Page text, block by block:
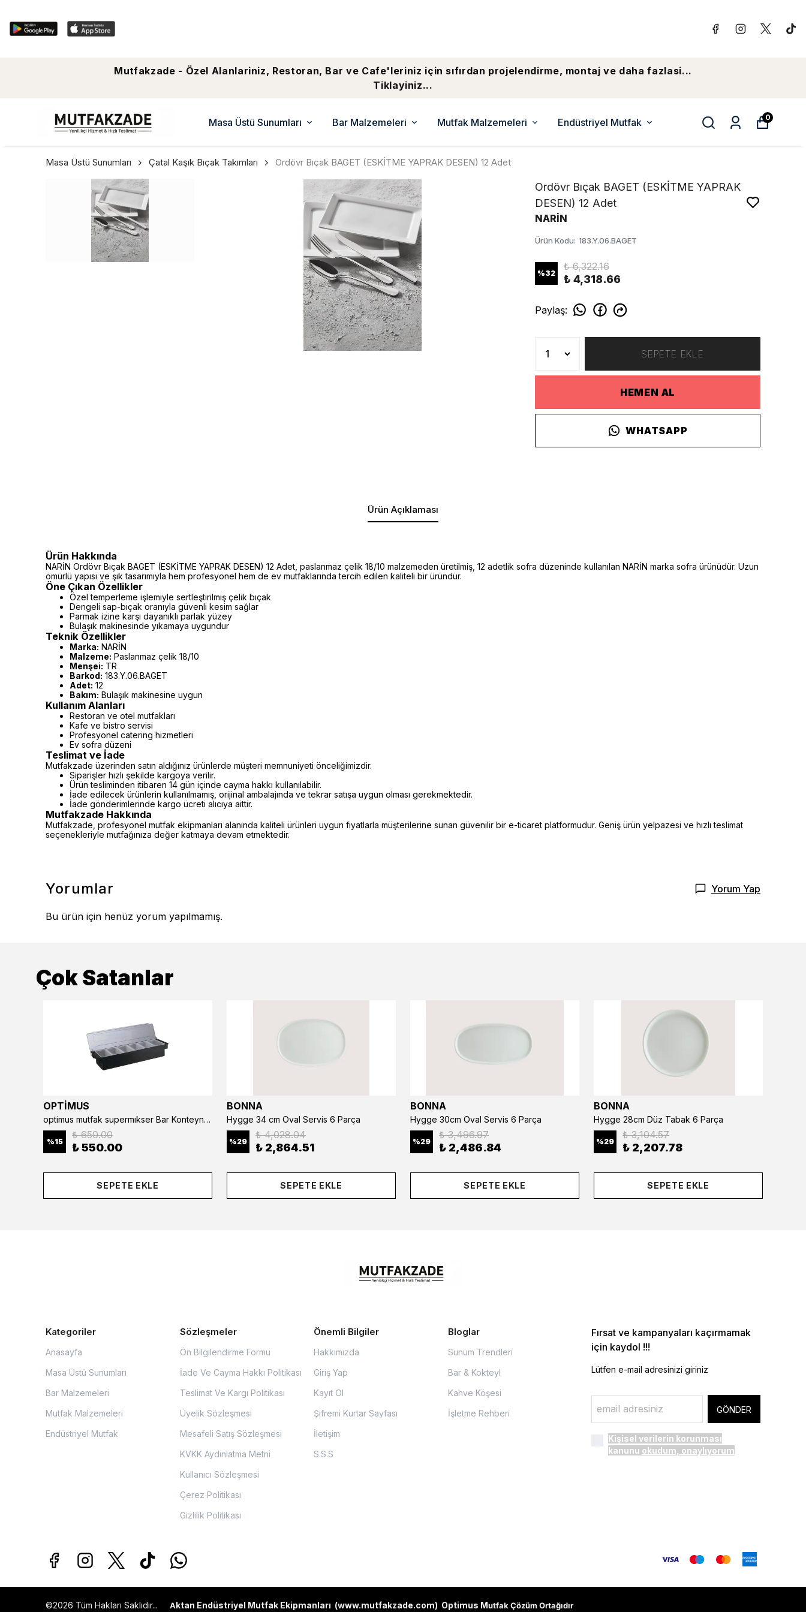
Mutfakzade - Özel Alanlariniz, Restoran, Bar ve Cafe'leriniz için sıfırdan projelendirme, montaj ve daha fazlasi...
Tiklayiniz...
Masa Üstü Sunumları Bar Malzemeleri Mutfak Malzemeleri Endüstriyel Mutfak 0
Masa Üstü Sunumları Çatal Kaşık Bıçak Takımları Ordövr Bıçak BAGET (ESKİTME YAPRAK DESEN) 12 Adet
Ordövr Bıçak BAGET (ESKİTME YAPRAK
DESEN) 12 Adet
NARİN
Ürün Kodu: 183.Y.06.BAGET
%32
₺ 6,322.16
₺ 4,318.66
Paylaş:
SEPETE EKLE
HEMEN AL
WHATSAPP
Ürün Açıklaması
Ürün Hakkında
NARİN Ordövr Bıçak BAGET (ESKİTME YAPRAK DESEN) 12 Adet, paslanmaz çelik 18/10 malzemeden üretilmiş, 12 adetlik sofra düzeninde kullanılan NARİN marka sofra ürünüdür. Uzun
ömürlü yapısı ve şık tasarımıyla hem profesyonel hem de ev mutfaklarında tercih edilen kaliteli bir üründür.
Öne Çıkan Özellikler
Özel temperleme işlemiyle sertleştirilmiş çelik bıçak
Dengeli sap-bıçak oranıyla güvenli kesim sağlar
Parmak izine karşı dayanıklı parlak yüzey
Bulaşık makinesinde yıkamaya uygundur
Teknik Özellikler
Marka: NARİN
Malzeme: Paslanmaz çelik 18/10
Menşei: TR
Barkod: 183.Y.06.BAGET
Adet: 12
Bakım: Bulaşık makinesine uygun
Kullanım Alanları
Restoran ve otel mutfakları
Kafe ve bistro servisi
Profesyonel catering hizmetleri
Ev sofra düzeni
Teslimat ve İade
Mutfakzade üzerinden satın aldığınız ürünlerde müşteri memnuniyeti önceliğimizdir.
Siparişler hızlı şekilde kargoya verilir.
Ürün tesliminden itibaren 14 gün içinde cayma hakkı kullanılabilir.
İade edilecek ürünlerin kullanılmamış, orijinal ambalajında ve tekrar satışa uygun olması gerekmektedir.
İade gönderimlerinde kargo ücreti alıcıya aittir.
Mutfakzade Hakkında
Mutfakzade, profesyonel mutfak ekipmanları alanında kaliteli ürünleri uygun fiyatlarla müşterilerine sunan güvenilir bir e-ticaret platformudur. Geniş ürün yelpazesi ve hızlı teslimat
seçenekleriyle mutfağınıza değer katmaya devam etmektedir.
Yorumlar Yorum Yap
Bu ürün için henüz yorum yapılmamış.
Çok Satanlar
OPTİMUS
optimus mutfak supermıkser Bar Konteyner 6'lı 50×16×9 cm Kapaklı Polikarbon Organizer Bar & Kafe
%15
₺ 650.00
₺ 550.00
SEPETE EKLE
BONNA
Hygge 34 cm Oval Servis 6 Parça
%29
₺ 4,028.04
₺ 2,864.51
SEPETE EKLE
BONNA
Hygge 30cm Oval Servis 6 Parça
%29
₺ 3,496.97
₺ 2,486.84
SEPETE EKLE
BONNA
Hygge 28cm Düz Tabak 6 Parça
%29
₺ 3,104.57
₺ 2,207.78
SEPETE EKLE
Kategoriler
Anasayfa
Masa Üstü Sunumları
Bar Malzemeleri
Mutfak Malzemeleri
Endüstriyel Mutfak
Sözleşmeler
Ön Bilgilendirme Formu
İade Ve Cayma Hakkı Politikası
Teslimat Ve Kargı Politikası
Üyelik Sözleşmesi
Mesafeli Satış Sözleşmesi
KVKK Aydınlatma Metni
Kullanıcı Sözleşmesi
Çerez Politikası
Gizlilik Politikası
Önemli Bilgiler
Hakkımızda
Giriş Yap
Kayıt Ol
Şifremi Kurtar Sayfası
İletişim
S.S.S
Bloglar
Sunum Trendleri
Bar & Kokteyl
Kahve Köşesi
İşletme Rehberi
Fırsat ve kampanyaları kaçırmamak
için kaydol !!!
Lütfen e-mail adresinizi giriniz
GÖNDER
Kişisel verilerin korunması
kanunu okudum, onaylıyorum
©2026 Tüm Hakları Saklıdır... Aktan Endüstriyel Mutfak Ekipmanları (www.mutfakzade.com) Optimus Mutfak Çözüm Ortağıdır